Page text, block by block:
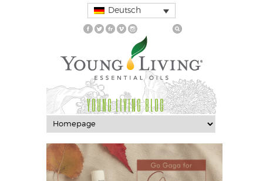
Deutsch
YOUNG LIVING BLOG